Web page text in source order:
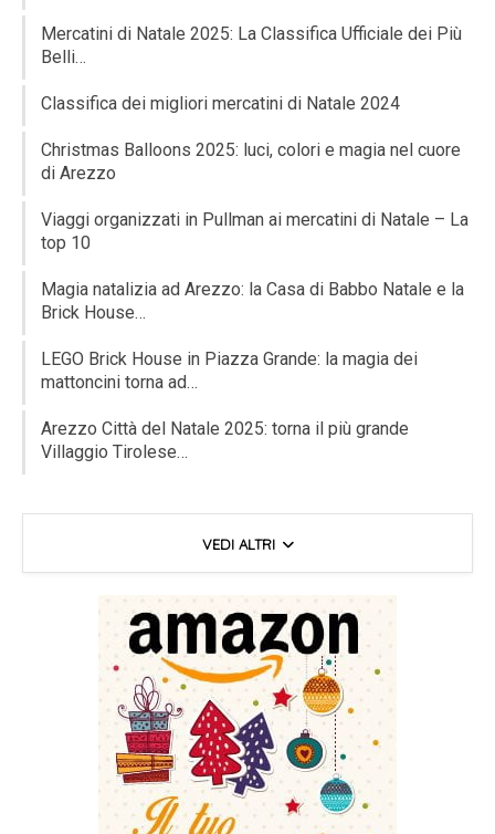
Mercatini di Natale 2025: La Classifica Ufficiale dei Più
Belli…
Classifica dei migliori mercatini di Natale 2024
Christmas Balloons 2025: luci, colori e magia nel cuore
di Arezzo
Viaggi organizzati in Pullman ai mercatini di Natale – La
top 10
Magia natalizia ad Arezzo: la Casa di Babbo Natale e la
Brick House…
LEGO Brick House in Piazza Grande: la magia dei
mattoncini torna ad…
Arezzo Città del Natale 2025: torna il più grande
Villaggio Tirolese…
VEDI ALTRI